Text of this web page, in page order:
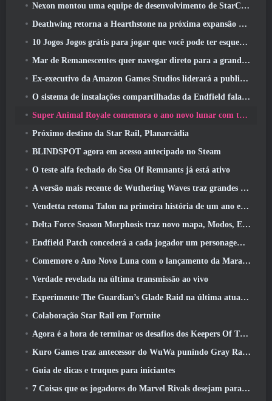
Nexon montou uma equipe de desenvolvimento de StarCraft Shooter de acordo com relatório do canal coreano
Deathwing retorna a Hearthstone na próxima expansão do Cataclismo
10 Jogos Jogos grátis para jogar que você pode ter esquecido que estão participando do PvP Fest do Steam
Mar de Remanescentes quer navegar direto para a grandeza
Ex-executivo da Amazon Games Studios liderará a publicação ocidental da Aion 2
O sistema de instalações compartilhadas da Endfield fala sobre os jogadores
Super Animal Royale comemora o ano novo lunar com três semanas de eventos de super cavalos
Próximo destino da Star Rail, Planarcádia
BLINDSPOT agora em acesso antecipado no Steam
O teste alfa fechado do Sea Of Remnants já está ativo
A versão mais recente de Wuthering Waves traz grandes quedas de conhecimento e mudanças na qualidade de vida
Vendetta retoma Talon na primeira história de um ano em Overwatch (Não “2”, A Blizzard está abandonando isso)
Delta Force Season Morphosis traz novo mapa, Modos, E melhorias solicitadas pelos jogadores
Endfield Patch concederá a cada jogador um personagem seis estrelas grátis de sua escolha
Comemore o Ano Novo Luna com o lançamento da Maravilha de Inverno de Palia: Atualização de Ano Novo de Riffrocin
Verdade revelada na última transmissão ao vivo
Experimente The Guardian’s Glade Raid na última atualização de Guild Wars 2 começando hoje
Colaboração Star Rail em Fortnite
Agora é a hora de terminar os desafios dos Keepers Of The Flame no Path Of Exile durante o Legacy Of Phrecia
Kuro Games traz antecessor do WuWa punindo Gray Raven para o Steam
Guia de dicas e truques para iniciantes
7 Coisas que os jogadores do Marvel Rivals desejam para o jogo 2026